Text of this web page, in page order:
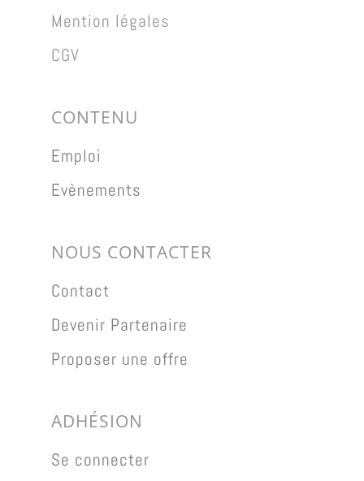
Mention légales
CGV
CONTENU
Emploi
Evènements
NOUS CONTACTER
Contact
Devenir Partenaire
Proposer une offre
ADHÉSION
Se connecter